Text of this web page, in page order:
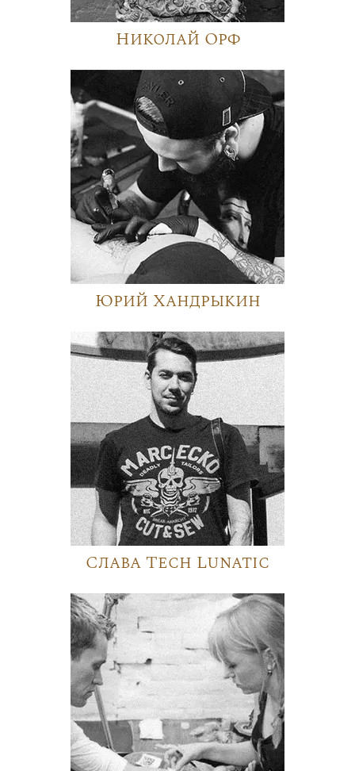
Николай Орф
Юрий Хандрыкин
Слава Tech Lunatic